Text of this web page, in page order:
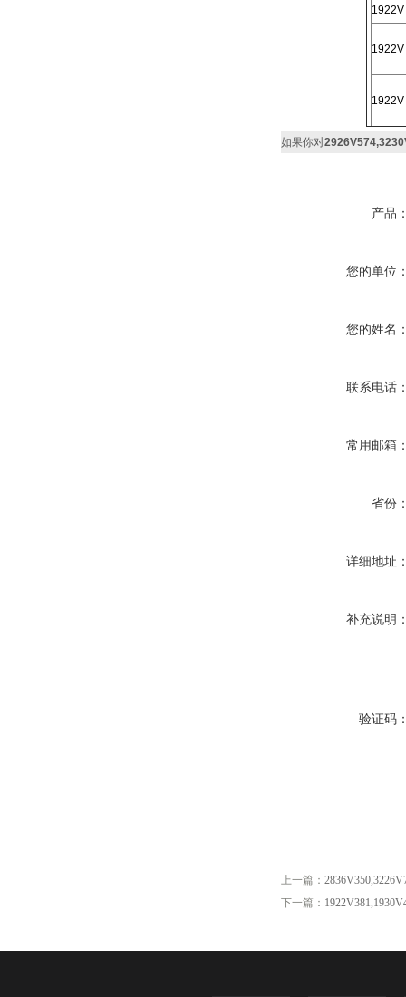
如果你对
产品
您的单位
您的姓名
联系电话
常用邮箱
省份
详细地址
补充说明
验证码
上一篇：
下一篇：